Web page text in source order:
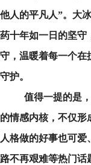
他人的平凡人”。大
药十年如一日的坚守
守，温暖着每一个在
守护。
值得一提的是
的情感内核，不仅形
人格做的好事也可
路不再艰难等热门话